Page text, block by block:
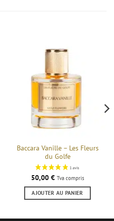
Baccara Vanille – Les Fleurs
du Golfe
50,00 € Tva compris
AJOUTER AU PANIER